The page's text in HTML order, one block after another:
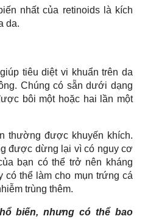
nhất của retinoids là kích
da.
tiêu diệt vi khuẩn trên da
Chúng có sẵn dưới dạng
bôi một hoặc hai lần một
thường được khuyến khích.
được dừng lại vì có nguy cơ
bạn có thể trở nên kháng
có thể làm cho mụn trứng cá
trùng thêm.
biến, nhưng có thể bao